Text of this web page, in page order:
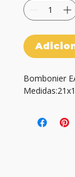
Bombonier